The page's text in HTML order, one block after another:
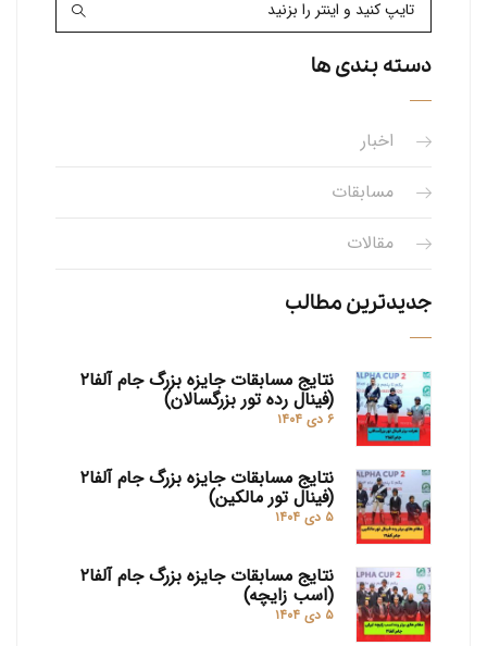
دسته بندی ها
اخبار
مسابقات
مقالات
جدیدترین مطالب
نتایج مسابقات جایزه بزرگ جام آلفا۲
(فینال رده تور بزرگسالان)
۶ دی ۱۴۰۴
نتایج مسابقات جایزه بزرگ جام آلفا۲
(فینال تور مالکین)
۵ دی ۱۴۰۴
نتایج مسابقات جایزه بزرگ جام آلفا۲
(اسب زایچه)
۵ دی ۱۴۰۴